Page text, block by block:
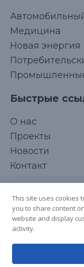
Медицина
Новая энергия
Быстрые
О нас
Проекты
Новости
Контакт
Авторское
This site uses cookies
you to share content
website and display
activity.